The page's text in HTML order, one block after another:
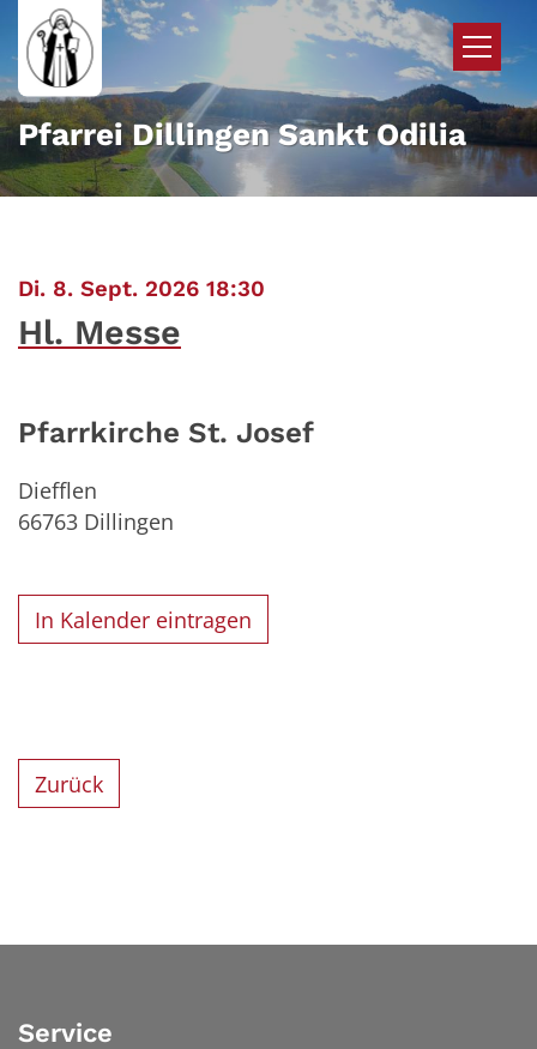
Zum Inhalt springen
Pfarrei Dillingen Sankt Odilia
Di. 8. Sept. 2026 18:30
Hl. Messe
Pfarrkirche St. Josef
Diefflen
66763 Dillingen
In Kalender eintragen
Zurück
Service